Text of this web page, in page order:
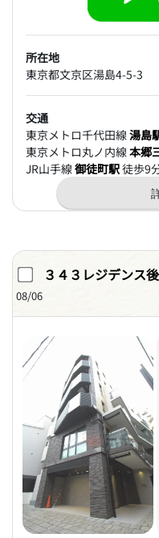
所在地
東京都文京区湯島4-5-3
交通
東京メトロ千代田線湯島
東京メトロ丸ノ内線本郷
JR山手線御徒町駅徒歩9
３４３レジデンス
08/06